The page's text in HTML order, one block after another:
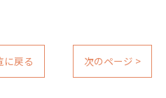
に戻る 次のページ >